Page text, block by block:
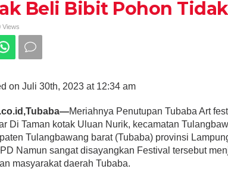
Kota
Uluan
Tidak
Beli
Bibit
Boleh
Beli Bibit Pohon
Views
on Juli 30th, 2023 at 12:34 am
Meriahnya Penutupan Tubaba Art
Di Taman kotak Uluan Nurik, kecamatan
Tulangbawang barat (Tubaba) provinsi
Namun sangat disayangkan Festival tersebut
masyarakat daerah Tubaba.